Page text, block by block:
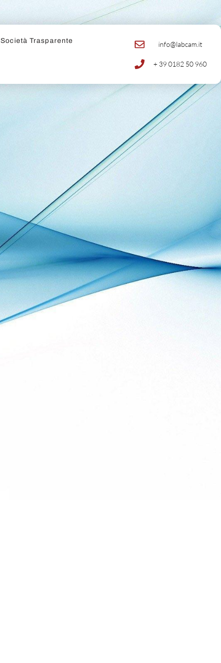
info@labcam.it
+ 39 0182 50 960
Società Trasparente